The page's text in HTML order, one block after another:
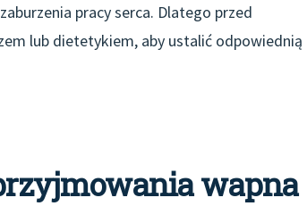
pracy serca. Dlatego przed
lub dietetykiem, aby ustalić odpowiednią
wapna